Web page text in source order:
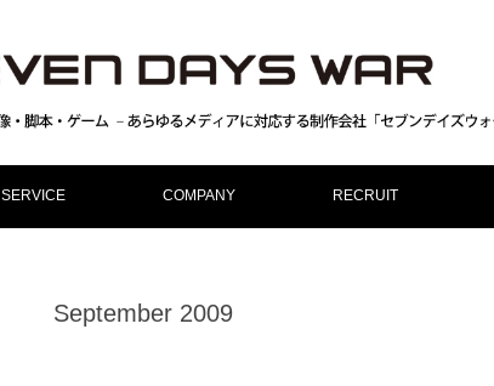
SERVICE COMPANY RECRUIT
September 2009